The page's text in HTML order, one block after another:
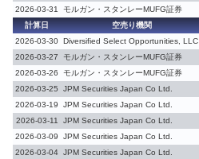
2026-03-31
モルガン・スタンレーMUFG証券
計算日
空売り機関
2026-03-30 Diversified Select Opportunities, LLC
2026-03-27
モルガン・スタンレーMUFG証券
2026-03-26
モルガン・スタンレーMUFG証券
2026-03-25
JPM Securities Japan Co Ltd.
2026-03-19
JPM Securities Japan Co Ltd.
2026-03-11
JPM Securities Japan Co Ltd.
2026-03-09
JPM Securities Japan Co Ltd.
2026-03-04 JPM Securities Japan Co Ltd.